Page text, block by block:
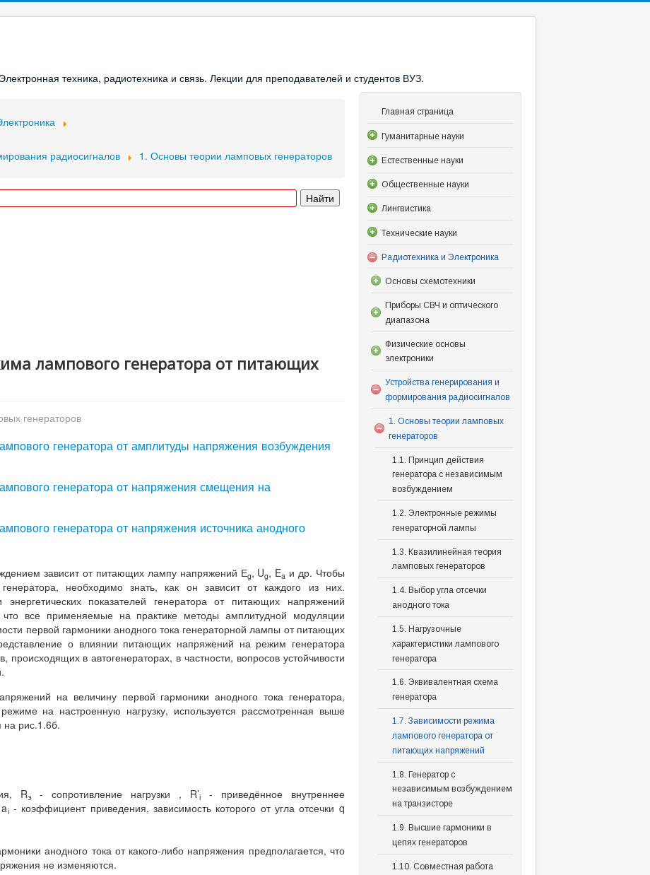
техника, радиотехника и связь. Лекции для преподавателей и студентов ВУЗ.
радиосигналов 1. Основы теории ламповых генераторов
лампового генератора от питающих
генераторов
генератора от амплитуды напряжения возбуждения
генератора от напряжения смещения на
генератора от напряжения источника анодного
зависит от питающих лампу напряжений Еg, Ug, Ea и др. Чтобы
необходимо знать, как он зависит от каждого из них.
показателей генератора от питающих напряжений
все применяемые на практике методы амплитудной модуляции
первой гармоники анодного тока генераторной лампы от питающих
о влиянии питающих напряжений на режим генератора
происходящих в автогенераторах, в частности, вопросов устойчивости
на величину первой гармоники анодного тока генератора,
на настроенную нагрузку, используется рассмотренная выше
на рис.1.6б.
Rэ - сопротивление нагрузки , R’i
- приведённое внутреннее
i- коэффициент приведения, зависимость которого от угла отсечки q
анодного тока от какого-либо напряжения предполагается, что
не изменяются.
Главная страница
Гуманитарные науки
Естественные науки
Общественные науки
Лингвистика
Технические науки
Радиотехника и Электроника
Основы схемотехники
Приборы СВЧ и оптического
диапазона
Физические основы
электроники
Устройства генерирования и
формирования радиосигналов
1. Основы теории ламповых
генераторов
1.1. Принцип действия
генератора с независимым
возбуждением
1.2. Электронные режимы
генераторной лампы
1.3. Квазилинейная теория
ламповых генераторов
1.4. Выбор угла отсечки
анодного тока
1.5. Нагрузочные
характеристики лампового
генератора
1.6. Эквивалентная схема
генератора
1.7. Зависимости режима
лампового генератора от
питающих напряжений
1.8. Генератор с
независимым возбуждением
на транзисторе
1.9. Высшие гармоники в
цепях генераторов
1.10. Совместная работа